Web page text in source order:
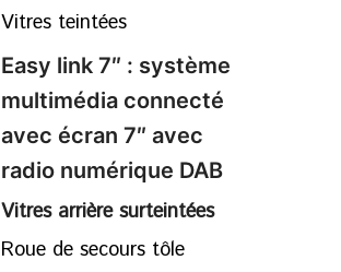
Vitres teintées
Easy link 7″ : système
multimédia connecté
avec écran 7″ avec
radio numérique DAB
Vitres arrière surteintées
Roue de secours tôle